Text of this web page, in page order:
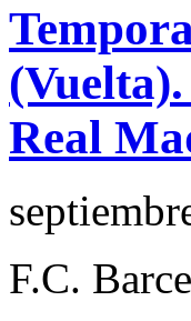
Real
F.C.